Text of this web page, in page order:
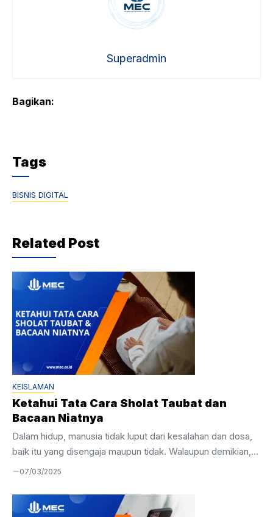
Superadmin
Bagikan:
Tags
BISNIS DIGITAL
Related Post
KEISLAMAN
Ketahui Tata Cara Sholat Taubat dan
Bacaan Niatnya
Dalam hidup, manusia tidak luput dari kesalahan dan dosa,
baik itu yang disengaja maupun tidak. Walaupun demikian,
Allah SWT selalu membuka pintu rahmat bagi umatnya
melaksanakan tata cara sholat taubat dengan sungguh-
sungguh. Hal ini menunjukkan bahwa, seseorang yang
07/03/2025